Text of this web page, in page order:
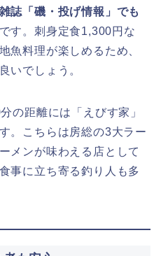
誌「磯・投げ情報」でも
です。刺身定食1,300円な
魚料理が楽しめるため、
いでしょう。
の距離には「えびす家」
。こちらは房総の3大ラー
メンが味わえる店として
事に立ち寄る釣り人も多